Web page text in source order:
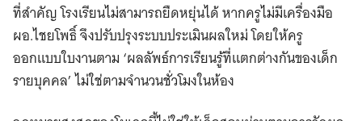
ที่สำคัญ โรงเรียนไม่สามารถยืดหยุ่นได้ หากครูไม่มีเครื่องมือ
ผอ.ไชยโพธิ์ จึงปรับปรุงระบบประเมินผลใหม่ โดยให้ครู
ออกแบบใบงานตาม ‘ผลลัพธ์การเรียนรู้ที่แตกต่างกันของเด็ก
รายบุคคล’ ไม่ใช่ตามจำนวนชั่วโมงในห้อง